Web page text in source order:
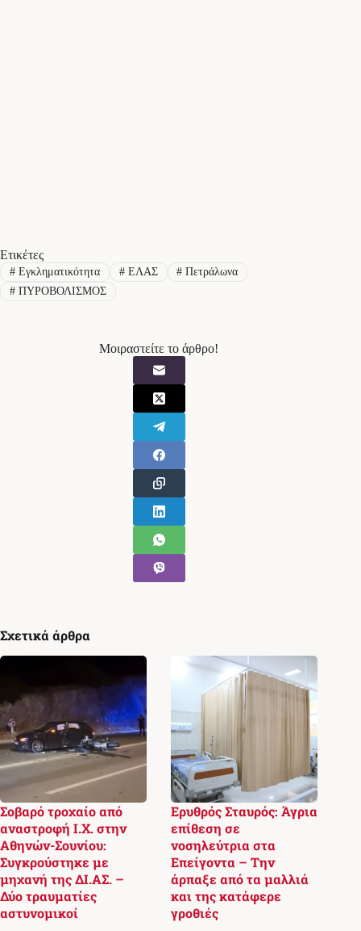
Ετικέτες
#Εγκληματικότητα #ΕΛΑΣ # Πετράλωνα
#ΠΥΡΟΒΟΛΙΣΜΟΣ
Μοιραστείτε το άρθρο!
Σχετικά άρθρα
Σοβαρό τροχαίο από
αναστροφή Ι.Χ. στην
Αθηνών-Σουνίου:
Συγκρούστηκε με
μηχανή της ΔΙ.ΑΣ. –
Δύο τραυματίες
αστυνομικοί
Ερυθρός Σταυρός: Άγρια
επίθεση σε
νοσηλεύτρια στα
Επείγοντα – Την
άρπαξε από τα μαλλιά
και της κατάφερε
γροθιές